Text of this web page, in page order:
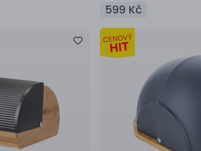
599 Kč